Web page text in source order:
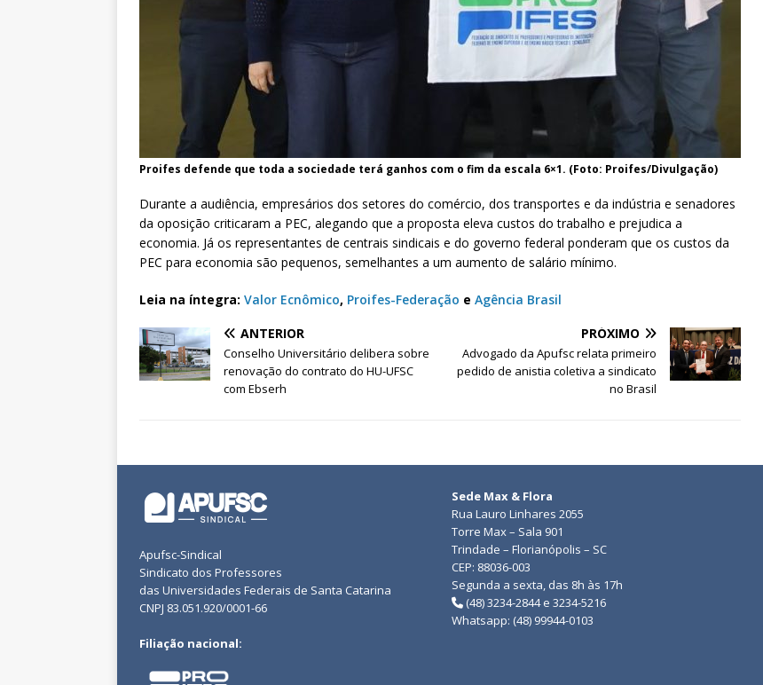
Proifes defende que toda a sociedade terá ganhos com o fim da escala 6×1. (Foto: Proifes/Divulgação)
Durante a audiência, empresários dos setores do comércio, dos transportes e da indústria e senadores
da oposição criticaram a PEC, alegando que a proposta eleva custos do trabalho e prejudica a
economia. Já os representantes de centrais sindicais e do governo federal ponderam que os custos da
PEC para economia são pequenos, semelhantes a um aumento de salário mínimo.
Leia na íntegra: Valor Ecnômico, Proifes-Federação e Agência Brasil
ANTERIOR
Conselho Universitário delibera sobre
renovação do contrato do HU-UFSC
com Ebserh
PRÓXIMO
Advogado da Apufsc relata primeiro
pedido de anistia coletiva a sindicato
no Brasil
Apufsc-Sindical
Sindicato dos Professores
das Universidades Federais de Santa Catarina
CNPJ 83.051.920/0001-66
Filiação nacional:
Sede Max & Flora
Rua Lauro Linhares 2055
Torre Max – Sala 901
Trindade – Florianópolis – SC
CEP: 88036-003
Segunda a sexta, das 8h às 17h
(48) 3234-2844 e 3234-5216
Whatsapp: (48) 99944-0103